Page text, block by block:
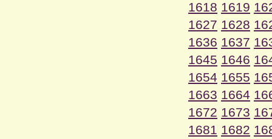
1618 1619
1627 1628
1636 1637
1645 1646
1654 1655
1663 1664
1672 1673
1681 1682